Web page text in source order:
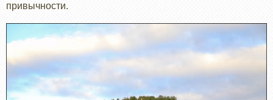
привычности.